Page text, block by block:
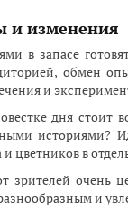
и изменения
в запасе
обмен
и
дня стоит
историями?
и цветников в
зрителей очень
и